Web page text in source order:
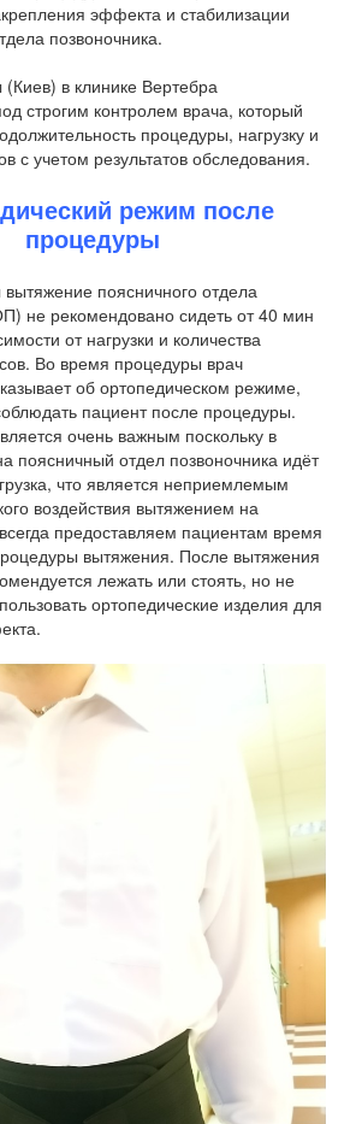
эффекта и стабилизации
позвоночника.
в клинике Вертебра
строгим контролем врача, который
процедуры, нагрузку и
с учетом результатов обследования.
режим после
процедуры
поясничного отдела
не рекомендовано сидеть от 40 мин
от нагрузки и количества
Во время процедуры врач
об ортопедическом режиме,
пациент после процедуры.
очень важным поскольку в
поясничный отдел позвоночника идёт
что является неприемлемым
воздействия вытяжением на
предоставляем пациентам время
вытяжения. После вытяжения
лежать или стоять, но не
ортопедические изделия для